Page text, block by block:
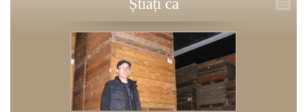
Știați că